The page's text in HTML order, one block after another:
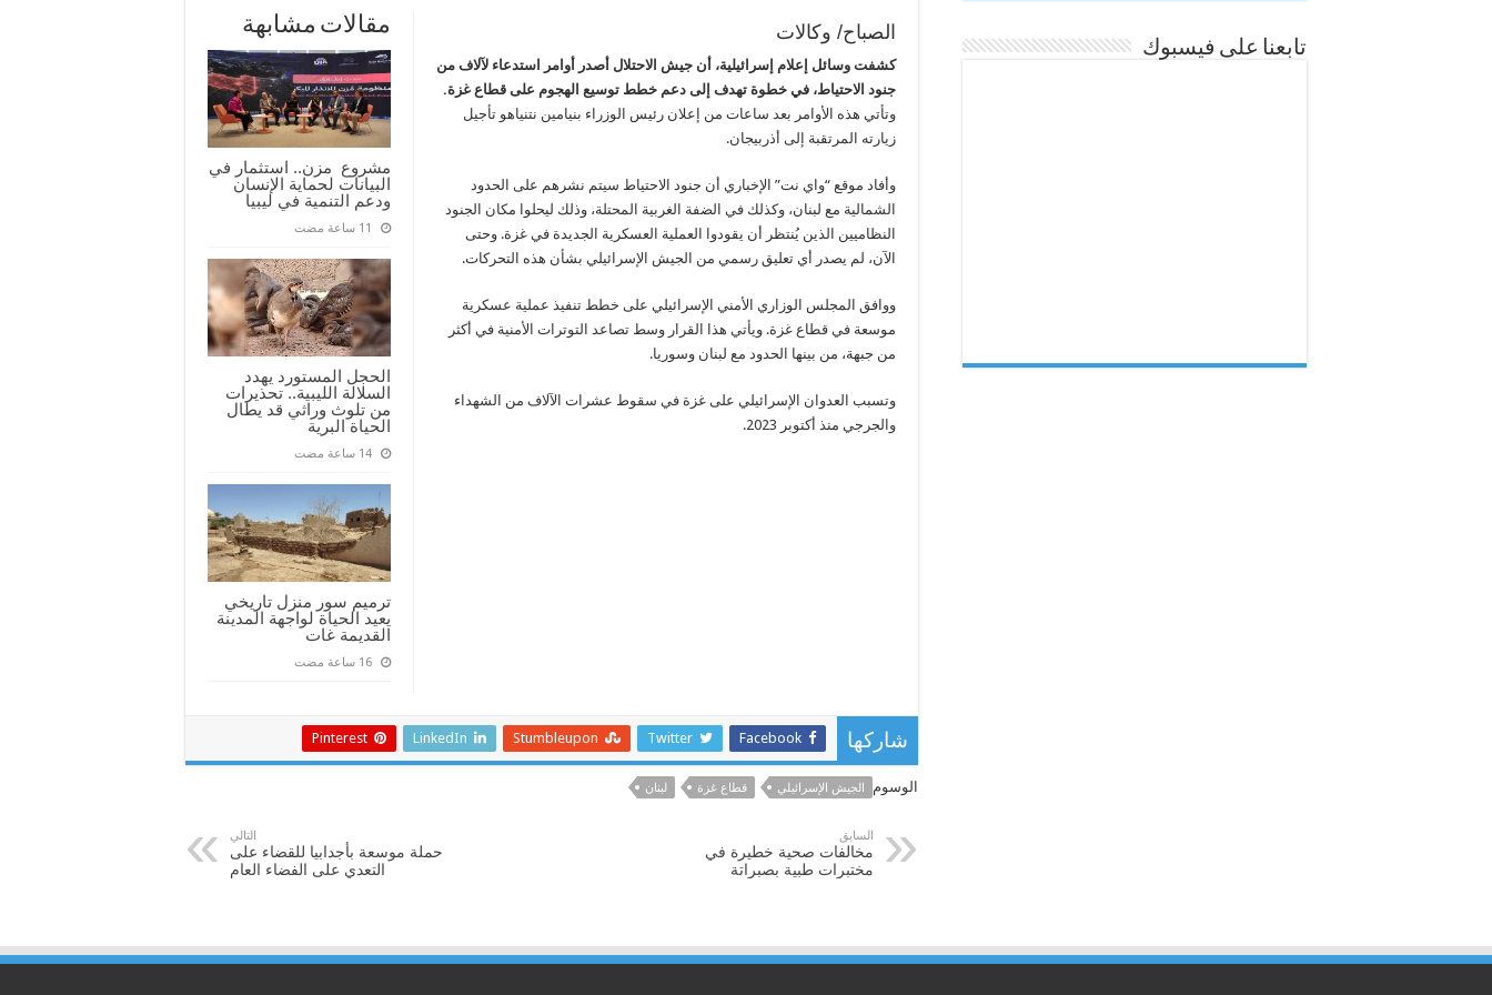
غزة
مغلقة
مقالات مشابهة
مشروع مزن.. استثمار في
البيانات لحماية الإنسان
ودعم التنمية في ليبيا
الحجل المستورد يهدد
السلالة الليبية.. تحذيرات
من تلوث وراثي قد يطال
الحياة البرية
ترميم سور منزل تاريخي
يعيد الحياة لواجهة المدينة
القديمة غات
الصباح/ وكالات
كشفت وسائل إعلام إسرائيلية، أن جيش الاحتلال أصدر أوامر استدعاء لآلاف من
جنود الاحتياط، في خطوة تهدف إلى دعم خطط توسيع الهجوم على قطاع غزة.
وتأتي هذه الأوامر بعد ساعات من إعلان رئيس الوزراء بنيامين نتنياهو تأجيل
زيارته المرتقبة إلى أذربيجان.
وأفاد موقع “واي نت” الإخباري أن جنود الاحتياط سيتم نشرهم على الحدود
الشمالية مع لبنان، وكذلك في الضفة الغربية المحتلة، وذلك ليحلوا مكان الجنود
النظاميين الذين يُنتظر أن يقودوا العملية العسكرية الجديدة في غزة. وحتى
الآن، لم يصدر أي تعليق رسمي من الجيش الإسرائيلي بشأن هذه التحركات.
ووافق المجلس الوزاري الأمني الإسرائيلي على خطط تنفيذ عملية عسكرية
موسعة في قطاع غزة. ويأتي هذا القرار وسط تصاعد التوترات الأمنية في أكثر
من جبهة، من بينها الحدود مع لبنان وسوريا.
وتسبب العدوان الإسرائيلي على غزة في سقوط عشرات الآلاف من الشهداء
والجرجي منذ أكتوبر 2023.
شاركها Facebook
Twitter
Stumbleupon
LinkedIn
Pinterest
الوسوم الجيش الإسرائيلي قطاع غزة لبنان
السابق
مخالفات صحية خطيرة في
مختبرات طبية بصبراتة
التالي
حملة موسعة بأجدابيا للقضاء على
التعدي على الفضاء العام
تابعنا على فيسبوك